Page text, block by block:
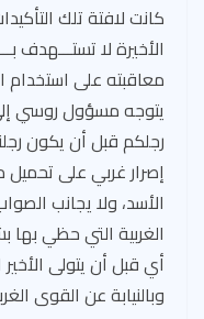
كانت لافتة تلك
الأخيرة لا تستـــهدف
معاقبته على
يتوجه مسؤول روسي
رجلكم قبل أن يكون
إصرار غربي على
الأسد، ولا يجانب
الغربية التي حظي بها
أي قبل أن يتولى
وبالنيابة عن القوى